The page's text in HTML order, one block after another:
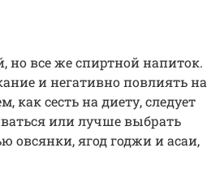
но все же спиртной напиток.
и негативно повлиять на
как сесть на диету, следует
или лучше выбрать
овсянки, ягод годжи и асаи,